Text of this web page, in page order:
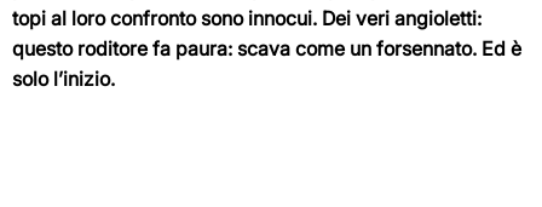
topi al loro confronto sono innocui. Dei veri angioletti:
questo roditore fa paura: scava come un forsennato. Ed è
solo l’inizio.